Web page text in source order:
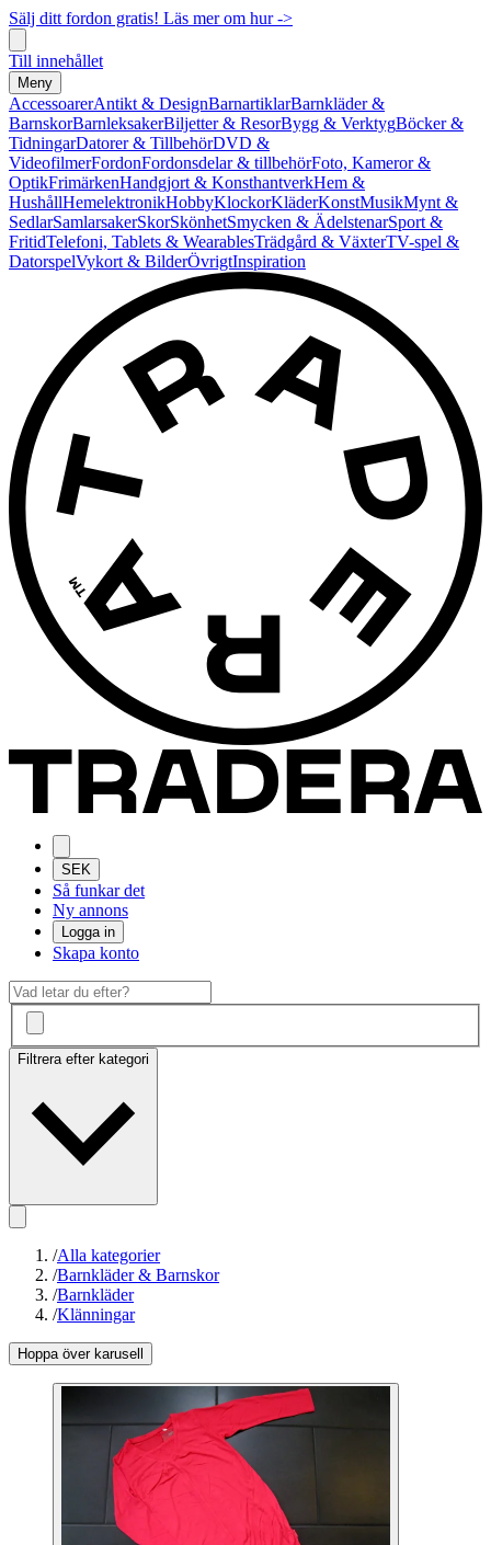
Sälj ditt fordon gratis! Läs mer om hur ->
Till innehållet
Meny
AccessoarerAntikt & DesignBarnartiklarBarnkläder &
BarnskorBarnleksakerBiljetter & ResorBygg & VerktygBöcker &
TidningarDatorer & TillbehörDVD &
VideofilmerFordonFordonsdelar & tillbehörFoto, Kameror &
OptikFrimärkenHandgjort & KonsthantverkHem &
HushållHemelektronikHobbyKlockorKläderKonstMusikMynt &
SedlarSamlarsakerSkorSkönhetSmycken & ÄdelstenarSport &
FritidTelefoni, Tablets & WearablesTrädgård & VäxterTV-spel &
DatorspelVykort & BilderÖvrigtInspiration
SEK
Så funkar det
Ny annons
Logga in
Skapa konto
Filtrera efter kategori
/Alla kategorier
/Barnkläder & Barnskor
/Barnkläder
/Klänningar
Hoppa över karusell